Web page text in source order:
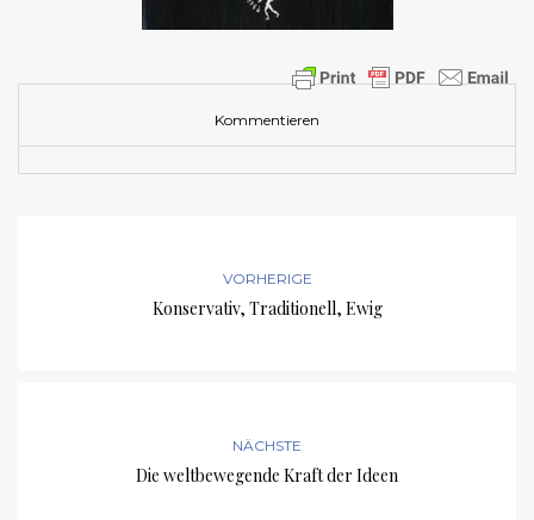
Kommentieren
VORHERIGE
Konservativ, Traditionell, Ewig
NÄCHSTE
Die weltbewegende Kraft der Ideen